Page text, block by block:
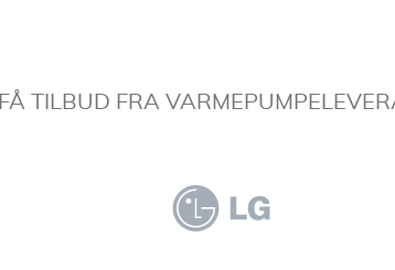
FÅ TILBUD FRA